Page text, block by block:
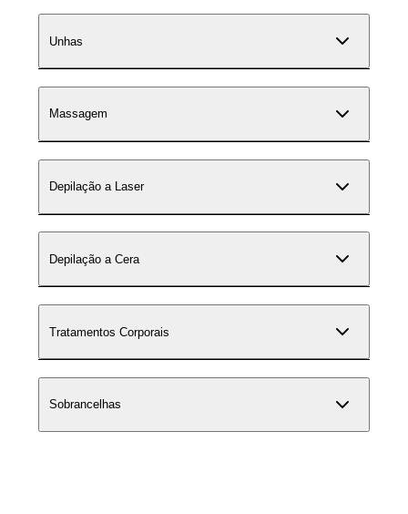
Unhas
Massagem
Depilação a Laser
Depilação a Cera
Tratamentos Corporais
Sobrancelhas